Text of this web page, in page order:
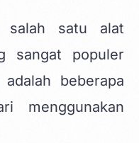
salah satu alat
sangat populer
beberapa
menggunakan